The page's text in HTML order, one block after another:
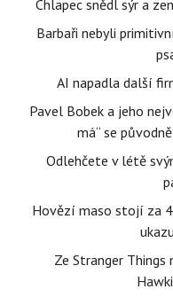
Chlapec snědl sýr a
Barbaři nebyli
AI napadla další
Pavel Bobek a jeho
má“ se
Odlehčete v létě
Hovězí maso stojí za
Ze Stranger Things